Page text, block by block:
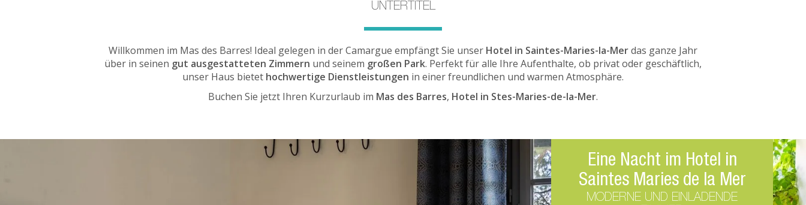
UNTERTITEL
Willkommen im Mas des Barres! Ideal gelegen in der Camargue empfängt Sie unser Hotel in Saintes-Maries-la-Merdas ganze Jahr
über in seinen gut ausgestatteten Zimmern und seinem großen Park. Perfekt für alle Ihre Aufenthalte, ob privat oder geschäftlich,
unser Haus bietet hochwertige Dienstleistungen in einer freundlichen und warmen Atmosphäre.
Buchen Sie jetzt Ihren Kurzurlaub im Mas des Barres, Hotel in Stes-Maries-de-la-Mer.
Eine Nacht im Hotel in
Saintes Maries de la Mer
MODERNE UND EINLADENDE